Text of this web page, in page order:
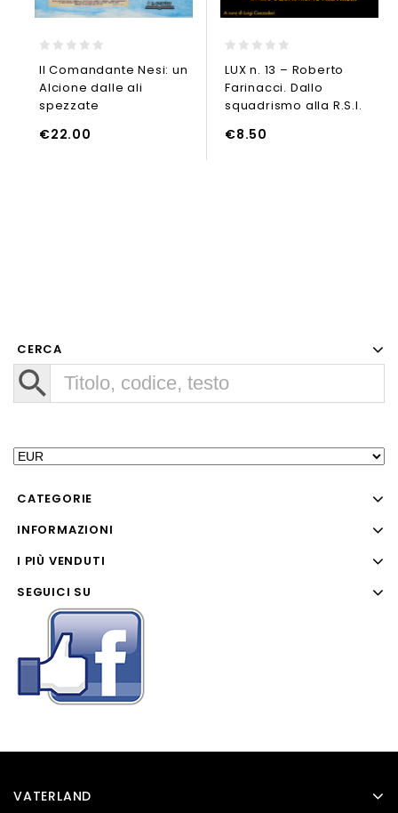
out
of
Il Comandante Nesi: un
Alcione dalle ali
spezzate
€22.00
out
of
LUX n. 13 – Roberto
Farinacci. Dallo
squadrismo alla R.S.I.
€8.50
CERCA
CATEGORIE
INFORMAZIONI
I PIÙ VENDUTI
SEGUICI SU
VATERLAND